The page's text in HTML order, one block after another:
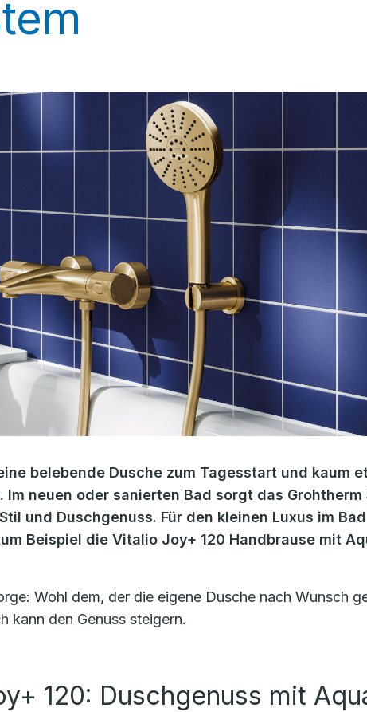
belebende Dusche zum Tagesstart und kaum
neuen oder sanierten Bad sorgt das Grohtherm
und Duschgenuss. Für den kleinen Luxus im
Beispiel die Vitalio Joy+ 120 Handbrause mit
Wohl dem, der die eigene Dusche nach Wunsch
kann den Genuss steigern.
120: Duschgenuss mit